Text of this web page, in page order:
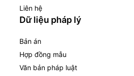
Liên hệ
Dữ liệu pháp lý
Bản án
Hợp đồng mẫu
Văn bản pháp luật